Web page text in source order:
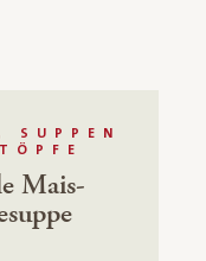
SUPPEN
Mais-